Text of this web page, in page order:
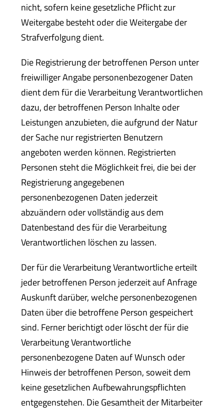
nicht, sofern keine gesetzliche Pflicht zur
Weitergabe besteht oder die Weitergabe der
Strafverfolgung dient.
Die Registrierung der betroffenen Person unter
freiwilliger Angabe personenbezogener Daten
dient dem für die Verarbeitung Verantwortlichen
dazu, der betroffenen Person Inhalte oder
Leistungen anzubieten, die aufgrund der Natur
der Sache nur registrierten Benutzern
angeboten werden können. Registrierten
Personen steht die Möglichkeit frei, die bei der
Registrierung angegebenen
personenbezogenen Daten jederzeit
abzuändern oder vollständig aus dem
Datenbestand des für die Verarbeitung
Verantwortlichen löschen zu lassen.
Der für die Verarbeitung Verantwortliche erteilt
jeder betroffenen Person jederzeit auf Anfrage
Auskunft darüber, welche personenbezogenen
Daten über die betroffene Person gespeichert
sind. Ferner berichtigt oder löscht der für die
Verarbeitung Verantwortliche
personenbezogene Daten auf Wunsch oder
Hinweis der betroffenen Person, soweit dem
keine gesetzlichen Aufbewahrungspflichten
entgegenstehen. Die Gesamtheit der Mitarbeiter